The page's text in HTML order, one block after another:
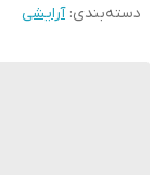
▪️با SPF 10 از پوست شما در مقابل تاثیرات مخرب آفتاب محافظت میکند
دسته‌بندی:آرایشی